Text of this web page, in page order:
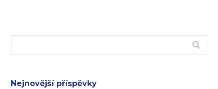
Nejnovější příspěvky